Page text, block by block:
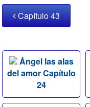
Capítulo 43
Ángel las alas
del amor Capítulo
24